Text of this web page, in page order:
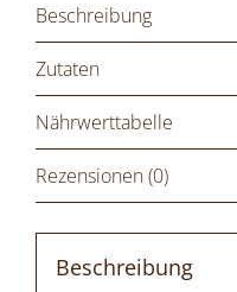
Beschreibung
Zutaten
Nährwerttabelle
Rezensionen (0)
Beschreibung